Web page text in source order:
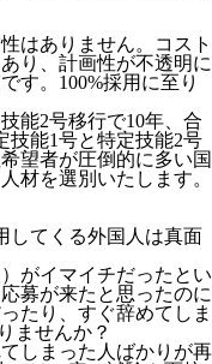
はありません。コスト
り、計画性が不透明に
す。100%採用に至り
能2号移行で10年、合
技能1号と特定技能2号
望者が圧倒的に多い国
材を選別いたします。
してくる外国人は真面
がイマイチだったとい
募が来たと思ったのに
たり、すぐ辞めてしま
ませんか？
しまった人ばかりが再